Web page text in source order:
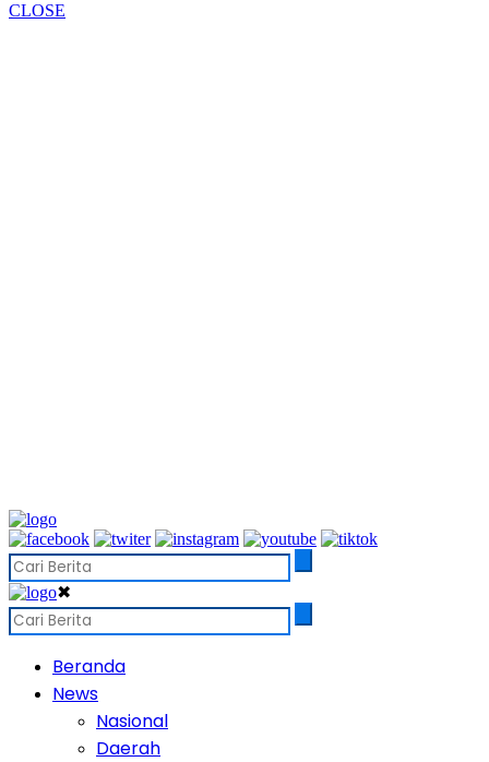
CLOSE
✖
Beranda
News
Nasional
Daerah